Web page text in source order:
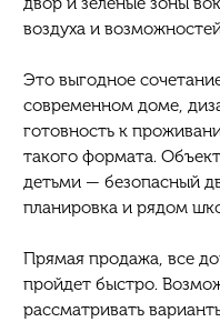
воздуха и
Это выгодное
современном доме,
готовность к
такого формата.
детьми — безопасный
планировка и рядом
Прямая продажа, все
пройдет быстро.
рассматривать